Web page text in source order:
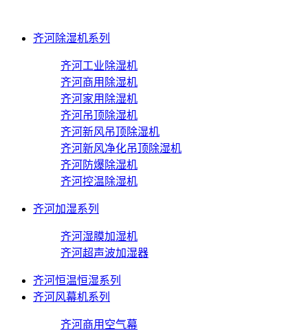
齐河除湿机系列
齐河工业除湿机
齐河商用除湿机
齐河家用除湿机
齐河吊顶除湿机
齐河新风吊顶除湿机
齐河新风净化吊顶除湿机
齐河防爆除湿机
齐河控温除湿机
齐河加湿系列
齐河湿膜加湿机
齐河超声波加湿器
齐河恒温恒湿系列
齐河风幕机系列
齐河商用空气幕